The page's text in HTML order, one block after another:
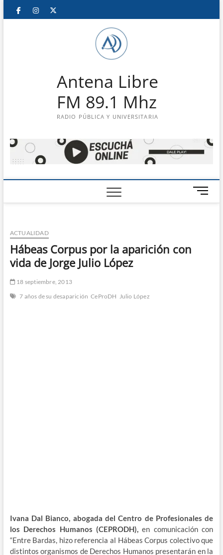
Saltar
FacebookInstagram
Antena Libre
FM 89.1 Mhz
RADIO PÚBLICA Y UNIVERSITARIA
B
o
ACTUALIDAD
Hábeas Corpus por la aparición con
vida de Jorge Julio López
18 septiembre, 2013
7 años de su desaparición CeProDH Julio López
Ivana Dal Bianco, abogada del Centro de Profesionales de
los Derechos Humanos (CEPRODH),en comunicación con
“Entre Bardas, hizo referencia al Hábeas Corpus colectivo que
distintos organismos de Derechos Humanos presentarán en la